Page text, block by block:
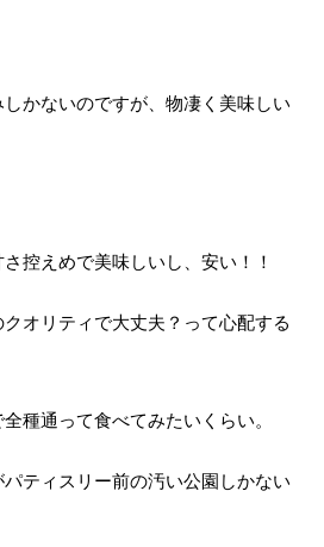
かないのですが、物凄く美味しい
控えめで美味しいし、安い！！
オリティで大丈夫？って心配する
種通って食べてみたいくらい。
ティスリー前の汚い公園しかない